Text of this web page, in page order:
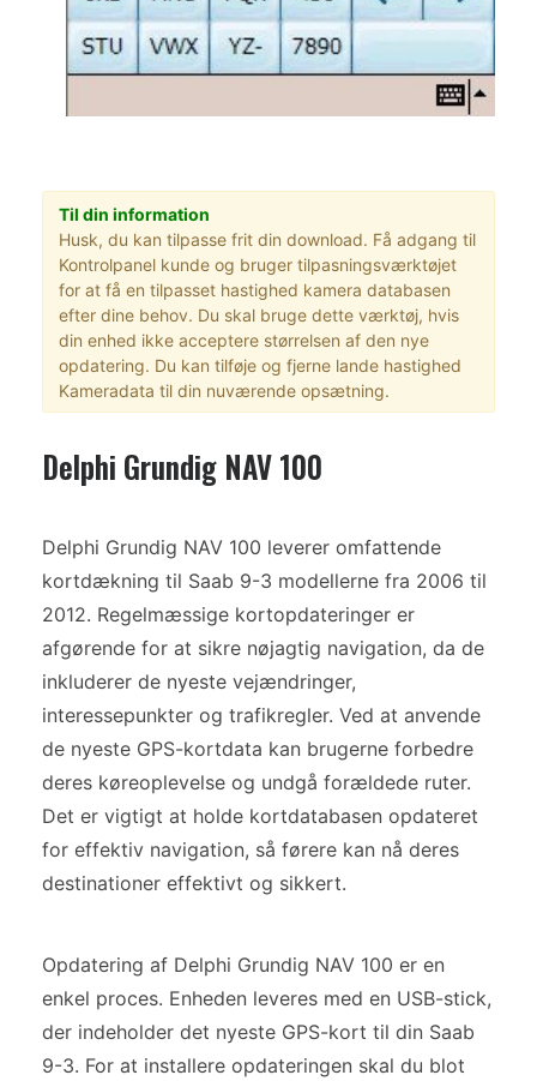
Til din information
Husk, du kan tilpasse frit din download. Få adgang til
Kontrolpanel kunde og bruger tilpasningsværktøjet
for at få en tilpasset hastighed kamera databasen
efter dine behov. Du skal bruge dette værktøj, hvis
din enhed ikke acceptere størrelsen af den nye
opdatering. Du kan tilføje og fjerne lande hastighed
Kameradata til din nuværende opsætning.
Delphi Grundig NAV 100
Delphi Grundig NAV 100 leverer omfattende
kortdækning til Saab 9-3 modellerne fra 2006 til
2012. Regelmæssige kortopdateringer er
afgørende for at sikre nøjagtig navigation, da de
inkluderer de nyeste vejændringer,
interessepunkter og trafikregler. Ved at anvende
de nyeste GPS-kortdata kan brugerne forbedre
deres køreoplevelse og undgå forældede ruter.
Det er vigtigt at holde kortdatabasen opdateret
for effektiv navigation, så førere kan nå deres
destinationer effektivt og sikkert.
Opdatering af Delphi Grundig NAV 100 er en
enkel proces. Enheden leveres med en USB-stick,
der indeholder det nyeste GPS-kort til din Saab
9-3. For at installere opdateringen skal du blot